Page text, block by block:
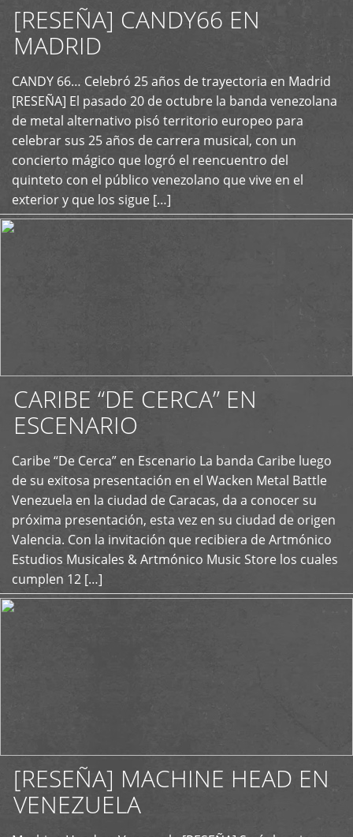
[RESEÑA] CANDY66 EN
MADRID
CANDY 66… Celebró 25 años de trayectoria en Madrid
[RESEÑA] El pasado 20 de octubre la banda venezolana
de metal alternativo pisó territorio europeo para
celebrar sus 25 años de carrera musical, con un
concierto mágico que logró el reencuentro del
quinteto con el público venezolano que vive en el
exterior y que los sigue […]
+
CARIBE “DE CERCA” EN
ESCENARIO
Caribe “De Cerca” en Escenario La banda Caribe luego
de su exitosa presentación en el Wacken Metal Battle
Venezuela en la ciudad de Caracas, da a conocer su
próxima presentación, esta vez en su ciudad de origen
Valencia. Con la invitación que recibiera de Artmónico
Estudios Musicales & Artmónico Music Store los cuales
cumplen 12 […]
+
[RESEÑA] MACHINE HEAD EN
VENEZUELA